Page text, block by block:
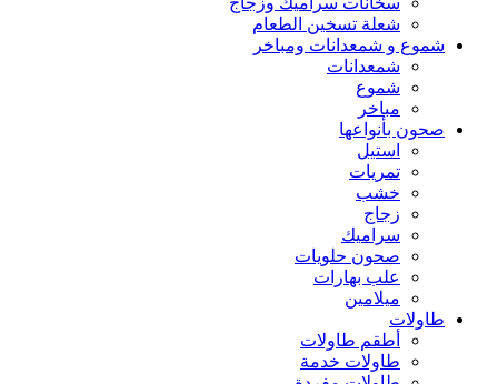
شعلة تسخين الطعام
شموع و شمعدانات ومباخر
شمعدانات
شموع
مباخر
صحون بأنواعها
استيل
تمريات
خشب
زجاج
سراميك
صحون حلويات
علب بهارات
ميلامين
طاولات
أطقم طاولات
طاولات خدمة